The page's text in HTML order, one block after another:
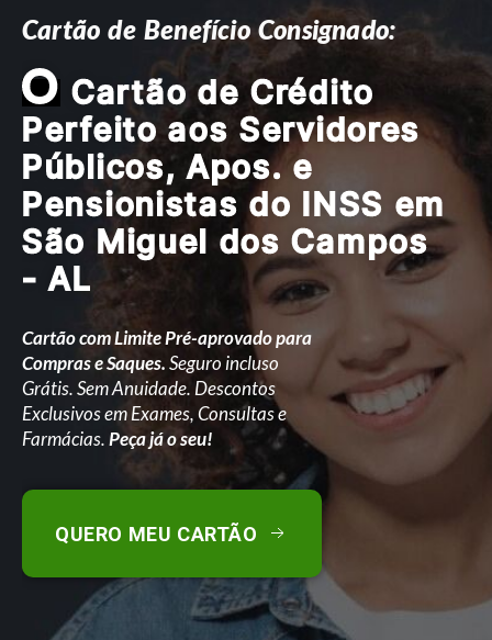
Cartão de Benefício Consignado:
O Cartão de Crédito
Perfeito aos Servidores
Públicos, Apos. e
Pensionistas do INSS em
São Miguel dos Campos
- AL
Cartão com Limite Pré-aprovado para
Compras e Saques.Seguro incluso
Grátis. Sem Anuidade. Descontos
Exclusivos em Exames, Consultas e
Farmácias.Peça já o seu!
QUERO MEU CARTÃO